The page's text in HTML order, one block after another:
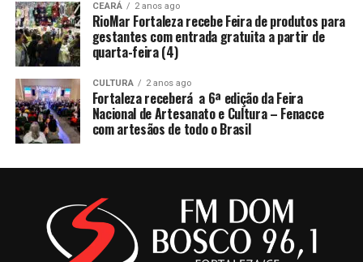
CEARÁ 2 anos ago
RioMar Fortaleza recebe Feira de produtos para
gestantes com entrada gratuita a partir de
quarta-feira (4)
CULTURA 2 anos ago
Fortaleza receberá a 6ª edição da Feira
Nacional de Artesanato e Cultura – Fenacce
com artesãos de todo o Brasil